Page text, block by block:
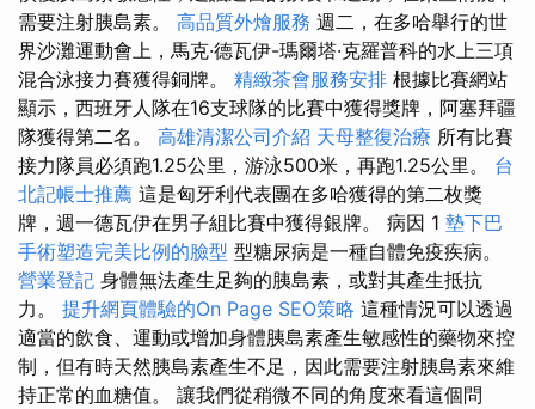
需要注射胰島素。 高品質外燴服務 週二，在多哈舉行的世
界沙灘運動會上，馬克·德瓦伊-瑪爾塔·克羅普科的水上三項
混合泳接力賽獲得銅牌。 精緻茶會服務安排 根據比賽網站
顯示，西班牙人隊在16支球隊的比賽中獲得獎牌，阿塞拜疆
隊獲得第二名。 高雄清潔公司介紹 天母整復治療 所有比賽
接力隊員必須跑1.25公里，游泳500米，再跑1.25公里。 台
北記帳士推薦 這是匈牙利代表團在多哈獲得的第二枚獎
牌，週一德瓦伊在男子組比賽中獲得銀牌。 病因 1 墊下巴
手術塑造完美比例的臉型 型糖尿病是一種自體免疫疾病。
營業登記 身體無法產生足夠的胰島素，或對其產生抵抗
力。 提升網頁體驗的On Page SEO策略 這種情況可以透過
適當的飲食、運動或增加身體胰島素產生敏感性的藥物來控
制，但有時天然胰島素產生不足，因此需要注射胰島素來維
持正常的血糖值。 讓我們從稍微不同的角度來看這個問